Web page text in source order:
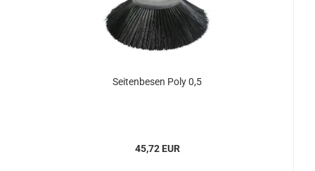
Seitenbesen Poly 0,5
45,72 EUR